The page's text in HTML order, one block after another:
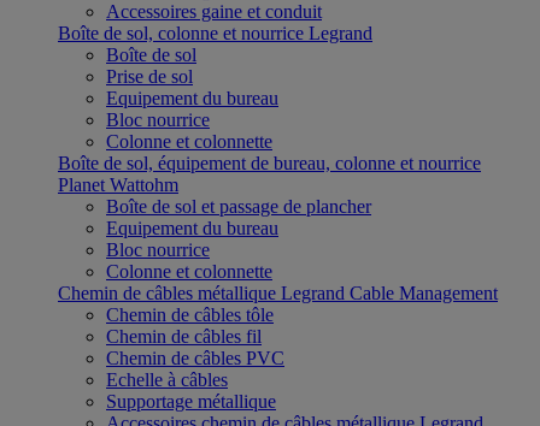
Accessoires gaine et conduit
Boîte de sol, colonne et nourrice Legrand
Boîte de sol
Prise de sol
Equipement du bureau
Bloc nourrice
Colonne et colonnette
Boîte de sol, équipement de bureau, colonne et nourrice
Planet Wattohm
Boîte de sol et passage de plancher
Equipement du bureau
Bloc nourrice
Colonne et colonnette
Chemin de câbles métallique Legrand Cable Management
Chemin de câbles tôle
Chemin de câbles fil
Chemin de câbles PVC
Echelle à câbles
Supportage métallique